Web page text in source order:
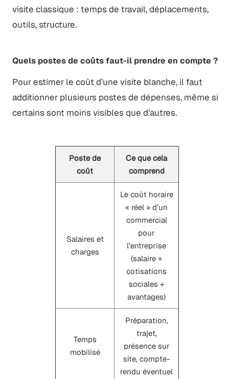
visite classique : temps de travail, déplacements,
outils, structure.
Quels postes de coûts faut-il prendre en compte ?
Pour estimer le coût d’une visite blanche, il faut
additionner plusieurs postes de dépenses, même si
certains sont moins visibles que d’autres.
Poste de
coût
Ce que cela
comprend
Salaires et
charges
Le coût horaire
« réel » d’un
commercial
pour
l’entreprise
(salaire +
cotisations
sociales +
avantages)
Temps
mobilisé
Préparation,
trajet,
présence sur
site, compte-
rendu éventuel